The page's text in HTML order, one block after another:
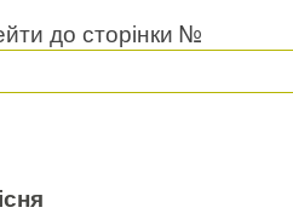
до сторінки №